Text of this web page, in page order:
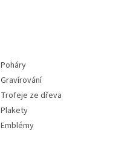
Poháry
Gravírování
Trofeje ze dřeva
Plakety
Emblémy